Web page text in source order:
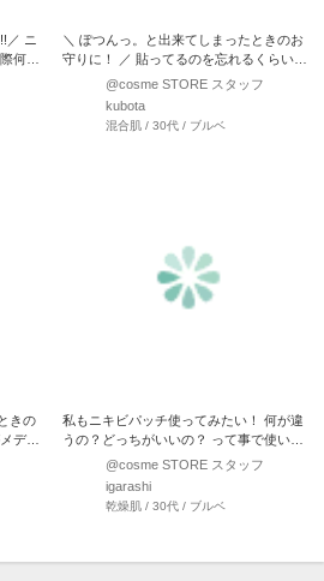
ニ
何が
＼ ぽつんっ。と出来てしまったときのお
守りに！ ／ 貼ってるのを忘れるくらい薄
くて快適！ でき…
@cosme STORE スタッフ
kubota
混合肌 / 30代 / ブルベ
きの
私もニキビパッチ使ってみたい！ 何が違
うの？どっちがいいの？ って事で使い比
べてみました！ ○…
@cosme STORE スタッフ
igarashi
乾燥肌 / 30代 / ブルベ